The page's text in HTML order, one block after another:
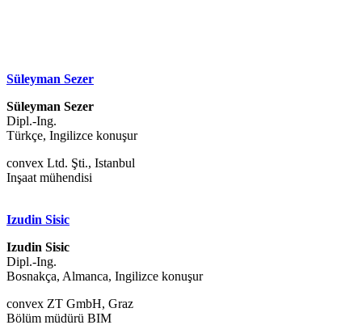
Süleyman Sezer
Süleyman Sezer
Dipl.-Ing.
Türkçe, Ingilizce konuşur
convex Ltd. Şti., Istanbul
Inşaat mühendisi
Izudin Sisic
Izudin Sisic
Dipl.-Ing.
Bosnakça, Almanca, Ingilizce konuşur
convex ZT GmbH, Graz
Bölüm müdürü BIM